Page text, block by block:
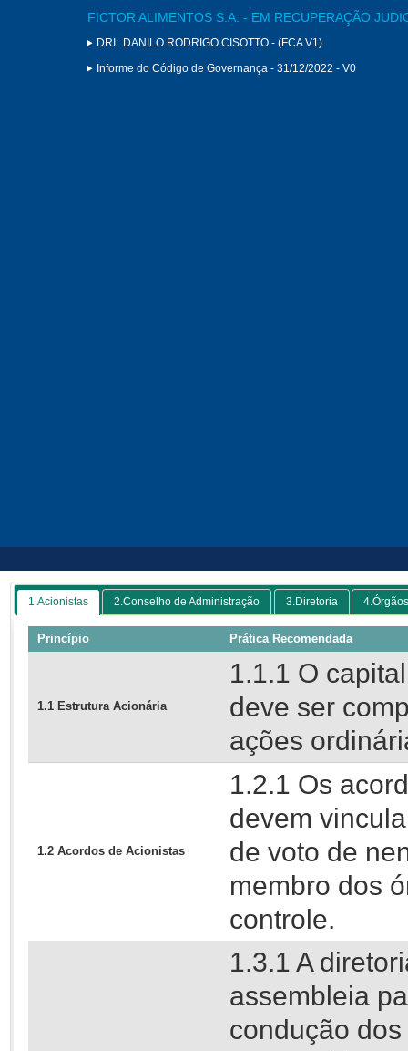
FICTOR ALIMENTOS S.A. - EM RECUPERAÇÃO
DRI: DANILO RODRIGO CISOTTO - (FCA V1)
Informe do Código de Governança - 31/12/2022 - V0